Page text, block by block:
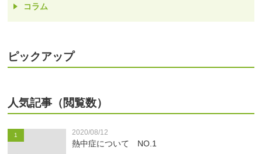
コラム
ピックアップ
人気記事（閲覧数）
1 2020/08/12
熱中症について NO.1